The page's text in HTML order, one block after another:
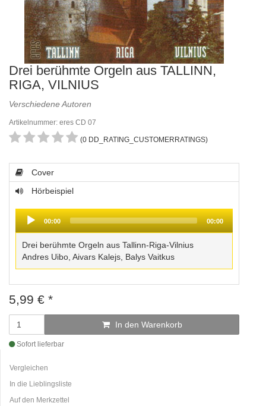
Drei berühmte Orgeln aus TALLINN,
RIGA, VILNIUS
Verschiedene Autoren
Artikelnummer: eres CD 07
(0 DD_RATING_CUSTOMERRATINGS)
Cover
Hörbeispiel
Player
00:00 00:00
Drei berühmte Orgeln aus Tallinn-Riga-Vilnius
Andres Uibo, Aivars Kalejs, Balys Vaitkus
5,99 € *
In den Warenkorb
Sofort lieferbar
Vergleichen
In die Lieblingsliste
Auf den Merkzettel